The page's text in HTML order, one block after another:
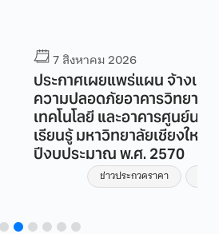
ม 2026
ยแพร่แผน จ้างเหมาบริการรักษา
ภัยอาคารวิทยาลัยศิลปะ สื่อ และ
และอาคารศูนย์นวัตกรรมและการ
วิทยาลัยเชียงใหม่ ประจำ
ณ พ.ศ. 2570
ข่าวประกาศ